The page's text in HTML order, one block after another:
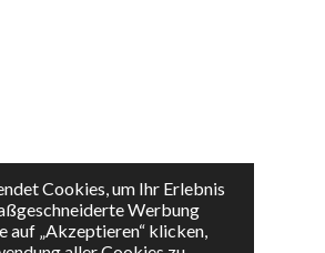
Cookies, um Ihr Erlebnis
Werbung
auf „Akzeptieren“ klicken,